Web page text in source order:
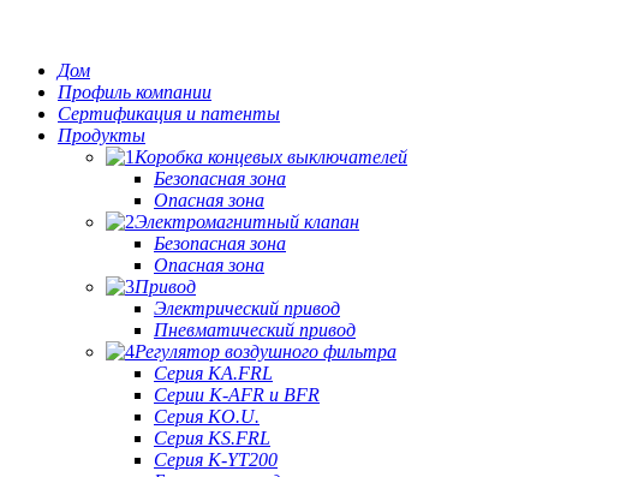
Дом
Профиль компании
Сертификация и патенты
Продукты
Коробка концевых выключателей
Безопасная зона
Опасная зона
Электромагнитный клапан
Безопасная зона
Опасная зона
Привод
Электрический привод
Пневматический привод
Регулятор воздушного фильтра
Серия KA.FRL
Серии K-AFR и BFR
Серия KO.U.
Серия KS.FRL
Серия K-YT200